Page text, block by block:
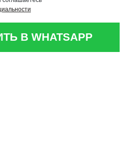
В WHATSAPP